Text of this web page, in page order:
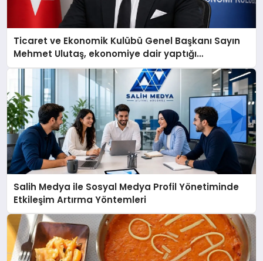
Ticaret ve Ekonomik Kulübü Genel Başkanı Sayın
Mehmet Ulutaş, ekonomiye dair yaptığı
açıklamada şunları kaydetti:
Salih Medya ile Sosyal Medya Profil Yönetiminde
Etkileşim Artırma Yöntemleri